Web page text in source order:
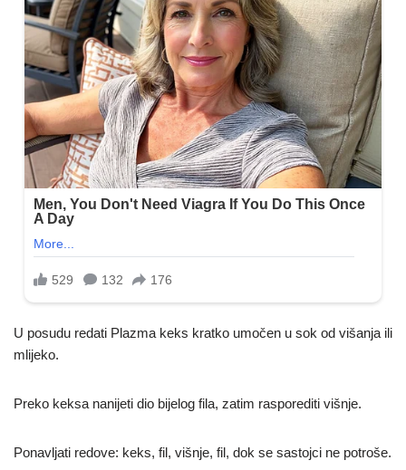
U posudu redati Plazma keks kratko umočen u sok od višanja ili
mlijeko.
Preko keksa nanijeti dio bijelog fila, zatim rasporediti višnje.
Ponavljati redove: keks, fil, višnje, fil, dok se sastojci ne potroše.